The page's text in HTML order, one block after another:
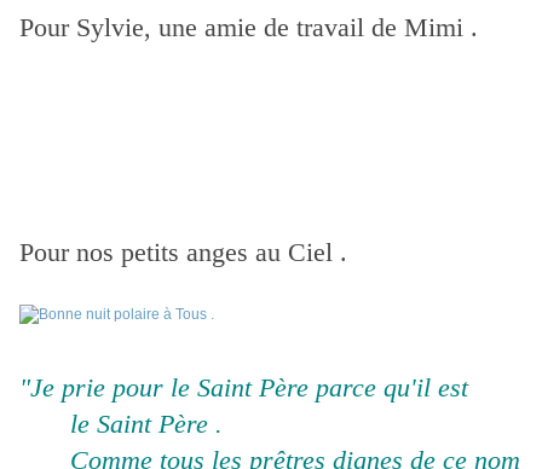
Pour Sylvie, une amie de travail de Mimi .
Pour nos petits anges au Ciel .
"Je prie pour le Saint Père parce qu'il est
le Saint Père .
Comme tous les prêtres dignes de ce nom